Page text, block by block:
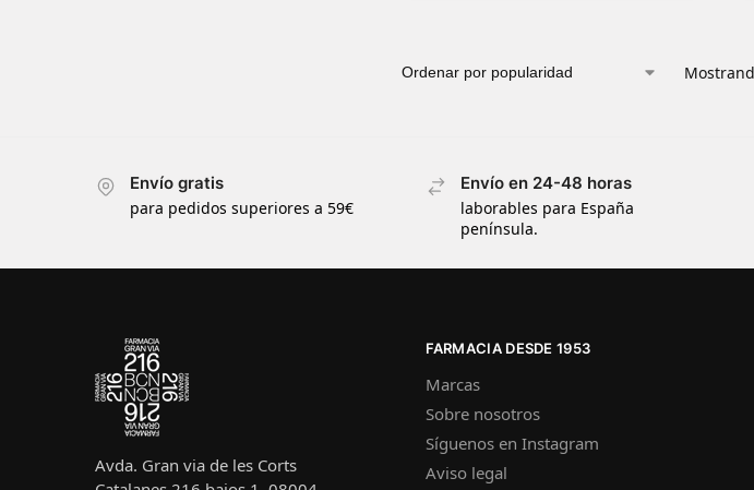
Envío gratis
para pedidos superiores a 59€
Envío en 24-48 horas
laborables para España
península.
Avda. Gran via de les Corts
FARMACIA DESDE 1953
Marcas
Sobre nosotros
Síguenos en Instagram
Aviso legal